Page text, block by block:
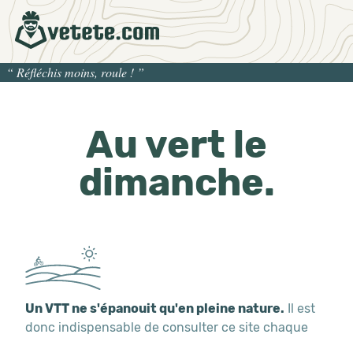
“ Réfléchis moins, roule ! ”
Au vert le
dimanche.
Un VTT ne s'épanouit qu'en pleine nature. Il est
donc indispensable de consulter ce site chaque